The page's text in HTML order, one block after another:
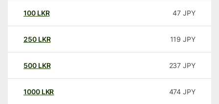
100 LKR 47 JPY
250 LKR 119 JPY
500 LKR 237 JPY
1000 LKR 474 JPY